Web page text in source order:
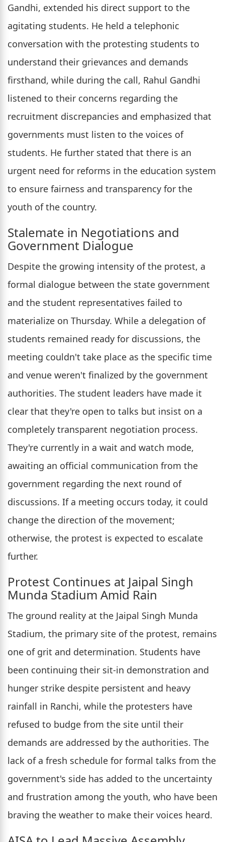
Gandhi, extended his direct support to the
agitating students. He held a telephonic
conversation with the protesting students to
understand their grievances and demands
firsthand, while during the call, Rahul Gandhi
listened to their concerns regarding the
recruitment discrepancies and emphasized that
governments must listen to the voices of
students. He further stated that there is an
urgent need for reforms in the education system
to ensure fairness and transparency for the
youth of the country.
Stalemate in Negotiations and
Government Dialogue
Despite the growing intensity of the protest, a
formal dialogue between the state government
and the student representatives failed to
materialize on Thursday. While a delegation of
students remained ready for discussions, the
meeting couldn't take place as the specific time
and venue weren't finalized by the government
authorities. The student leaders have made it
clear that they're open to talks but insist on a
completely transparent negotiation process.
They're currently in a wait and watch mode,
awaiting an official communication from the
government regarding the next round of
discussions. If a meeting occurs today, it could
change the direction of the movement;
otherwise, the protest is expected to escalate
further.
Protest Continues at Jaipal Singh
Munda Stadium Amid Rain
The ground reality at the Jaipal Singh Munda
Stadium, the primary site of the protest, remains
one of grit and determination. Students have
been continuing their sit-in demonstration and
hunger strike despite persistent and heavy
rainfall in Ranchi, while the protesters have
refused to budge from the site until their
demands are addressed by the authorities. The
lack of a fresh schedule for formal talks from the
government's side has added to the uncertainty
and frustration among the youth, who have been
braving the weather to make their voices heard.